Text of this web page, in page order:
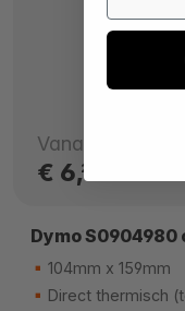
Vanaf
€ 6,29
Dymo S0904980
104mm x 159mm
Direct thermisch